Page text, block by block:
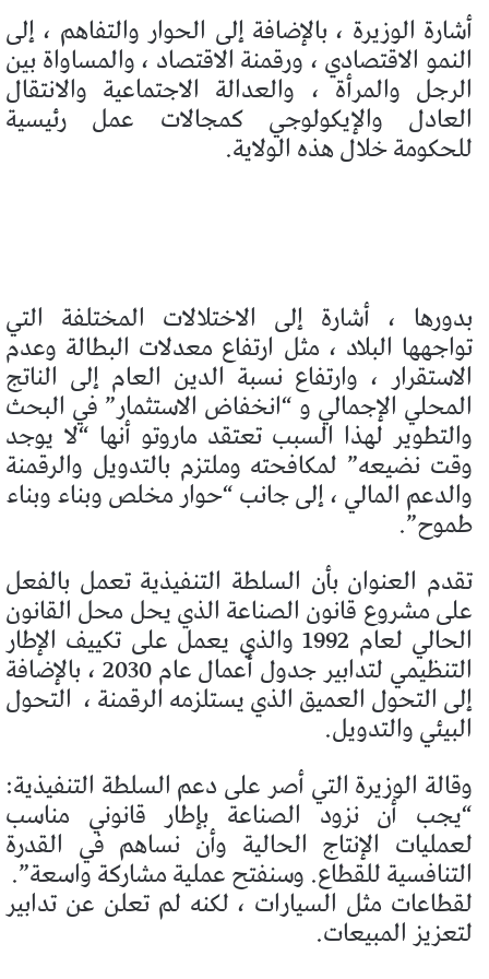
أشارة الوزيرة ، بالإضافة إلى الحوار والتفاهم ، إلى
النمو الاقتصادي ، ورقمنة الاقتصاد ، والمساواة بين
الرجل والمرأة ، والعدالة الاجتماعية والانتقال
العادل والإيكولوجي كمجالات عمل رئيسية
للحكومة خلال هذه الولاية.
بدورها ، أشارة إلى الاختلالات المختلفة التي
تواجهها البلاد ، مثل ارتفاع معدلات البطالة وعدم
الاستقرار ، وارتفاع نسبة الدين العام إلى الناتج
المحلي الإجمالي و “انخفاض الاستثمار” في البحث
والتطوير لهذا السبب تعتقد ماروتو أنها “لا يوجد
وقت نضيعه” لمكافحته وملتزم بالتدويل والرقمنة
والدعم المالي ، إلى جانب “حوار مخلص وبناء وبناء
طموح”.
تقدم العنوان بأن السلطة التنفيذية تعمل بالفعل
على مشروع قانون الصناعة الذي يحل محل القانون
الحالي لعام 1992 والذي يعمل على تكييف الإطار
التنظيمي لتدابير جدول أعمال عام 2030 ، بالإضافة
إلى التحول العميق الذي يستلزمه الرقمنة ، التحول
البيئي والتدويل.
وقالة الوزيرة التي أصر على دعم السلطة التنفيذية:
“يجب أن نزود الصناعة بإطار قانوني مناسب
لعمليات الإنتاج الحالية وأن نساهم في القدرة
التنافسية للقطاع. وسنفتح عملية مشاركة واسعة”.
لقطاعات مثل السيارات ، لكنه لم تعلن عن تدابير
لتعزيز المبيعات.